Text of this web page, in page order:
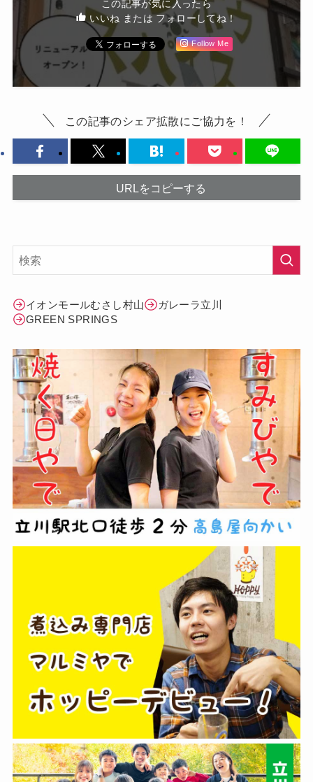
この記事が気に入ったら
いいね または フォローしてね！
Follow Me
この記事のシェア拡散にご協力を！
URLをコピーする
イオンモールむさし村山
ガレーラ立川
GREEN SPRINGS